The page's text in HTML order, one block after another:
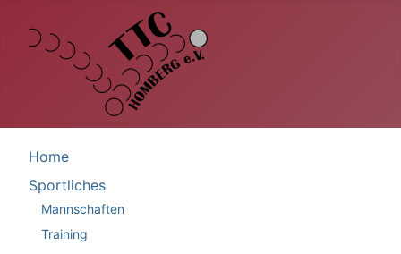
Home
Sportliches
Mannschaften
Training